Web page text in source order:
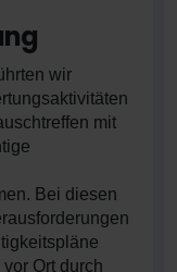
wir
mit
Bei diesen
Ort durch